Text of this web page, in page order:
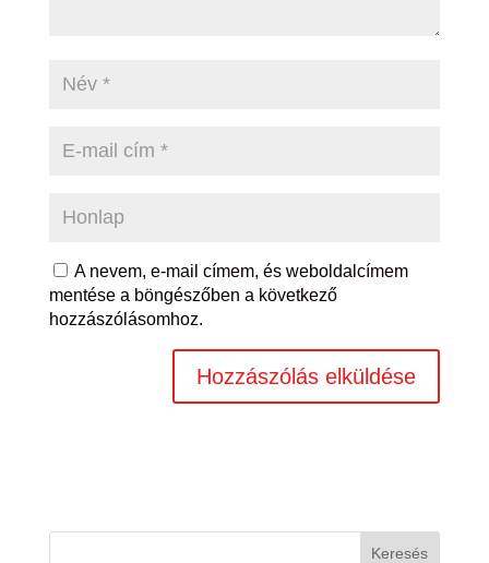
A nevem, e-mail címem, és weboldalcímem
mentése a böngészőben a következő
hozzászólásomhoz.